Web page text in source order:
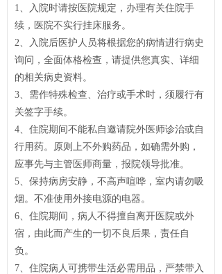
1、入院时请按医院规定，办理有关住院手
续，医院不实行挂床服务。
2、入院后医护人员将根据您的病情进行病史
询问，全面体格检查，请提供您真实、详细
的相关病史资料。
3、需作特殊检查、治疗或手术时，须履行有
关签字手续。
4、住院期间不能私自邀请院外医师诊治或自
行用药。原则上不外购药品，如确需外购，
应事先与主管医师商量，报院领导批准。
5、保持病房安静，不高声喧哗，室内请勿吸
烟。不准使用外接电源的电器。
6、住院期间，病人不得擅自离开医院或外
宿，由此而产生的一切不良后果，责任自
负。
7、住院病人可携带生活必需用品，严禁带入